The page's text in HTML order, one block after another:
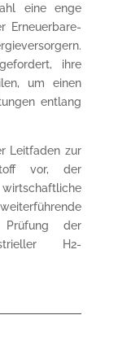
eine enge
Erneuerbare-
ihre
um einen
entlang
Leitfaden zur
vor, der
der
H2-